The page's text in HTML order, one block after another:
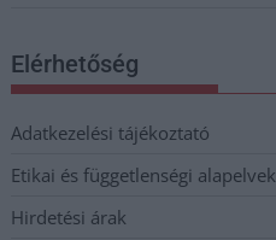
Elérhetőség
Adatkezelési tájékoztató
Etikai és függetlenségi alapelvek
Hirdetési árak